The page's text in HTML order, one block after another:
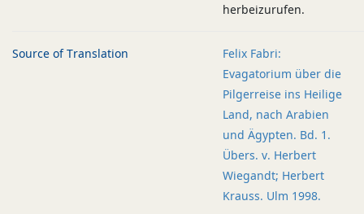
herbeizurufen.
Source of Translation
Felix Fabri:
Evagatorium über die
Pilgerreise ins Heilige
Land, nach Arabien
und Ägypten. Bd. 1.
Übers. v. Herbert
Wiegandt; Herbert
Krauss. Ulm 1998.